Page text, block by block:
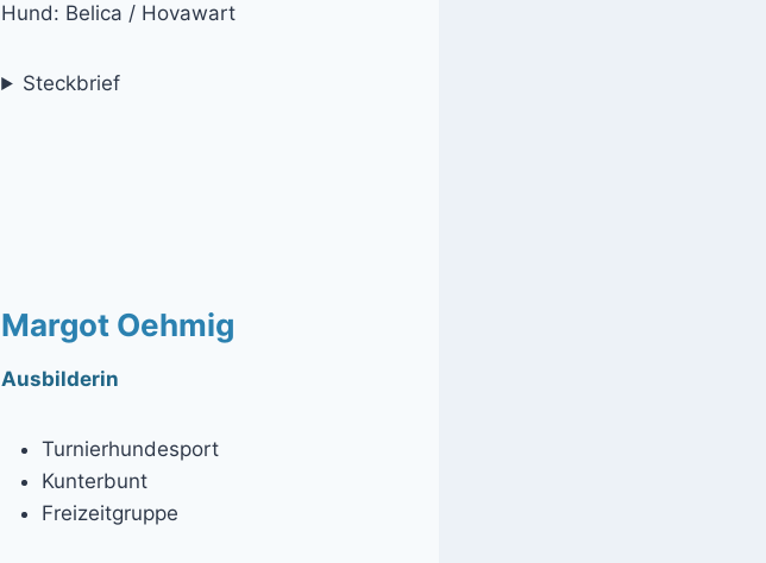
Hund: Belica / Hovawart
Steckbrief
Margot Oehmig
Ausbilderin
Turnierhundesport
Kunterbunt
Freizeitgruppe